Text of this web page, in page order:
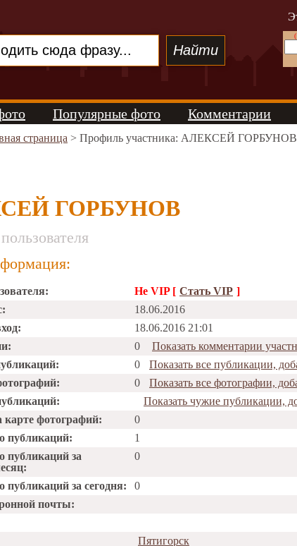
Популярные фото Комментарии
страница > Профиль участника: АЛЕКСЕЙ ГОРБУНОВ
ГОРБУНОВ
Не VIP [ Стать VIP ]
18.06.2016
18.06.2016 21:01
0
Показать комментарии
0
Показать все публикации,
0
Показать все фотографии,
Показать чужие
карте фотографий:
0
публикаций:
1
публикаций за
0
публикаций за сегодня:
0
почты:
Пятигорск